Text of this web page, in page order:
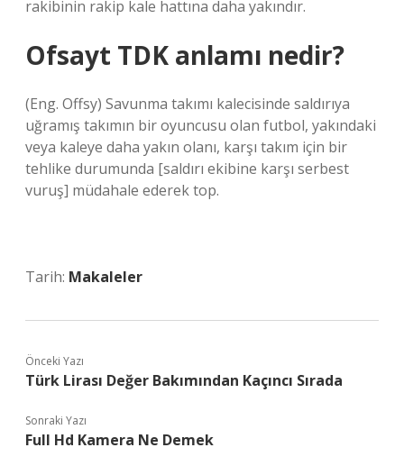
rakibinin rakip kale hattına daha yakındır.
Ofsayt TDK anlamı nedir?
(Eng. Offsy) Savunma takımı kalecisinde saldırıya
uğramış takımın bir oyuncusu olan futbol, ​​yakındaki
veya kaleye daha yakın olanı, karşı takım için bir
tehlike durumunda [saldırı ekibine karşı serbest
vuruş] müdahale ederek top.
Tarih: Makaleler
Önceki Yazı
Türk Lirası Değer Bakımından Kaçıncı Sırada
Sonraki Yazı
Full Hd Kamera Ne Demek